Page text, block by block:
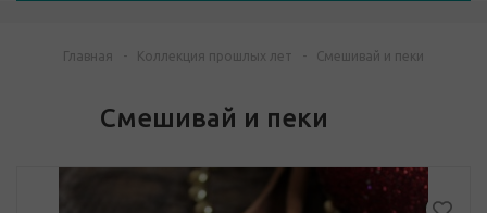
Главная - Коллекция прошлых лет - Смешивай и пеки
Смешивай и пеки